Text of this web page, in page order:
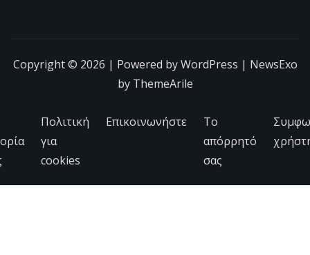
Copyright © 2026 | Powered byWordPress | NewsExo
by ThemeArile
Πολιτική
για
cookies
Επικοινωνήστε
Το
απόρρητό
σας